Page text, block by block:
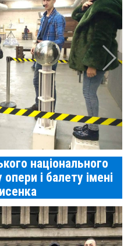
національного
і балету імені